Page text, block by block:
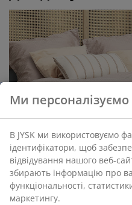
Ми
В JYSK ми використовуємо
ідентифікатори, щоб
відвідування нашого веб-
збирають інформацію про
функціональності,
маркетингу.